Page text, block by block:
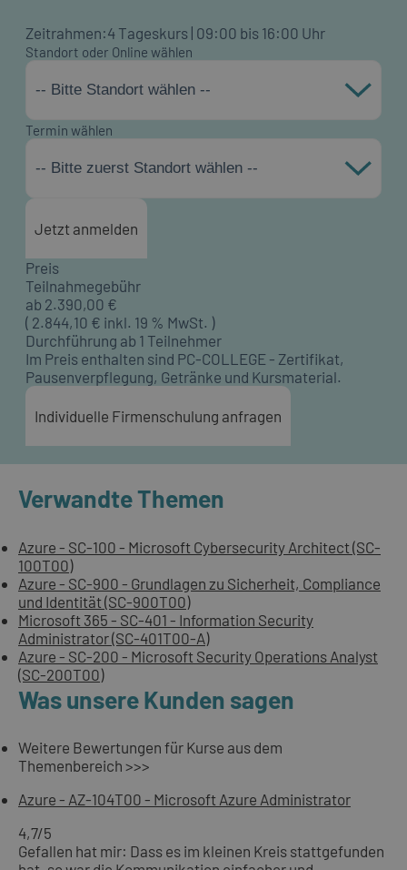
Zeitrahmen:4 Tageskurs | 09:00 bis 16:00 Uhr
Standort oder Online wählen
-- Bitte Standort wählen --
Termin wählen
-- Bitte zuerst Standort wählen --
Jetzt anmelden
Preis
Teilnahmegebühr
ab 2.390,00 €
( 2.844,10 € inkl. 19 % MwSt. )
Durchführung ab 1 Teilnehmer
Im Preis enthalten sind PC-COLLEGE - Zertifikat,
Pausenverpflegung, Getränke und Kursmaterial.
Individuelle Firmenschulung anfragen
Verwandte Themen
Azure - SC-100 - Microsoft Cybersecurity Architect (SC-
100T00)
Azure - SC-900 - Grundlagen zu Sicherheit, Compliance
und Identität (SC-900T00)
Microsoft 365 - SC-401 - Information Security
Administrator (SC-401T00-A)
Azure - SC-200 - Microsoft Security Operations Analyst
(SC-200T00)
Was unsere Kunden sagen
Weitere Bewertungen für Kurse aus dem
Themenbereich >>>
Azure - AZ-104T00 - Microsoft Azure Administrator
4,7/5
Gefallen hat mir: Dass es im kleinen Kreis stattgefunden